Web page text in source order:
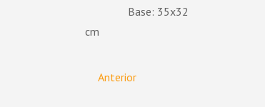
Base: 35x32
cm
Anterior